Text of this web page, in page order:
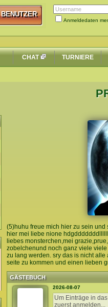
Anmeldedaten
BENUTZER
CHAT TURNIERE
(5)huhu freue mich hier zu sein
hier mei liebe nione
liebes monsterchen,mei
zobelchenund noch ganz viele
zu lang werden. sry das is nicht
seite zu kommen und einen lieben
GÄSTEBUCH
2026-08-07